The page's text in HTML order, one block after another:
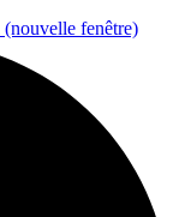
(nouvelle fenêtre)